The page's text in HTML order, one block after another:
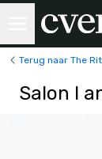
Terug naar The
Salon I